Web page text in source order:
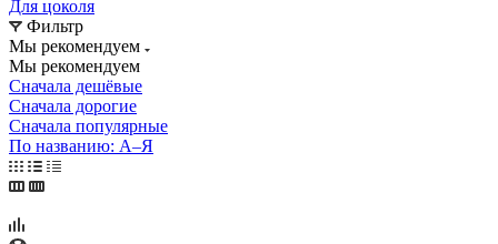
Для цоколя
Фильтр
Мы рекомендуем
Мы рекомендуем
Сначала дешёвые
Сначала дорогие
Сначала популярные
По названию: А–Я